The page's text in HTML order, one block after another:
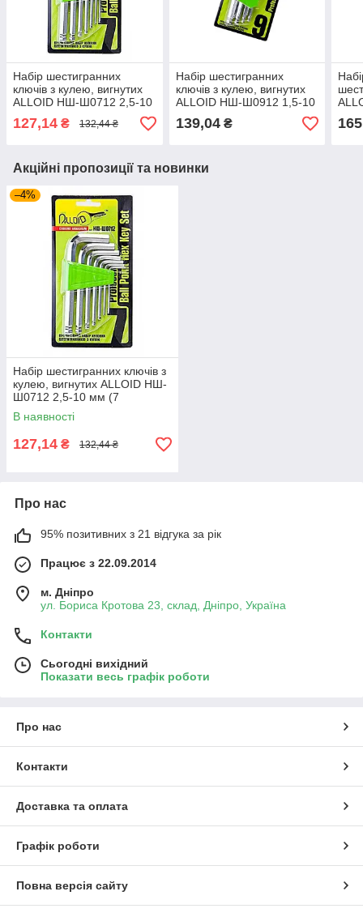
Набір шестигранних
ключів з кулею, вигнутих
ALLOID НШ-Ш0712 2,5-10
мм (7 предметів)
127,14 ₴ 132,44 ₴
Набір шестигранних
ключів з кулею, вигнутих
ALLOID НШ-Ш0912 1,5-10
мм (9 предметів)
139,04₴
мм
Акційні пропозиції та новинки
–4%
Набір шестигранних ключів з
кулею, вигнутих ALLOID НШ-
Ш0712 2,5-10 мм (7
предметів)
В наявності
127,14 ₴ 132,44 ₴
Про нас
95% позитивних з 21 відгука за рік
Працює з 22.09.2014
м. Дніпро
ул. Бориса Кротова 23, склад, Дніпро, Україна
Контакти
Сьогодні вихідний
Показати весь графік роботи
Про нас
Контакти
Доставка та оплата
Графік роботи
Повна версія сайту